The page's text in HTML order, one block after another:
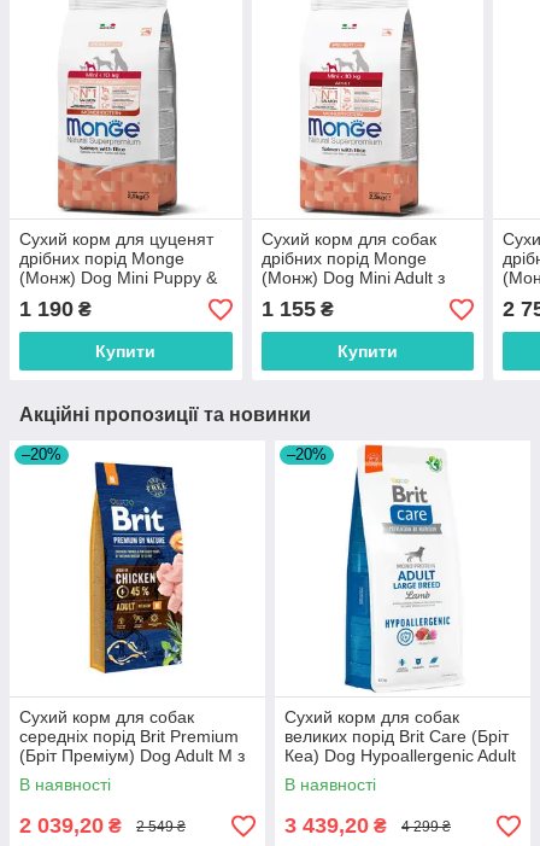
Сухий корм для цуценят
дрібних порід Monge
(Монж) Dog Mini Puppy &
Junior з лососем та рисом
2.5 кг
1 190 ₴
Купити
Сухий корм для собак
дрібних порід Monge
(Монж) Dog Mini Adult з
лососем та рисом 2.5 кг
1 155₴
Купити
2
Акційні пропозиції та новинки
–20%
Сухий корм для собак
середніх порід Brit Premium
(Бріт Преміум) Dog Adult M з
куркою 15 кг
В наявності
2 039,20 ₴ 2 549 ₴
–20%
Сухий корм для собак
великих порід Brit Care (Бріт
Кеа) Dog Hypoallergenic Adult
Large Breed з ягням 12 кг
В наявності
3 439,20 ₴ 4 299 ₴